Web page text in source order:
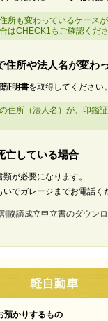
所も変わっているケースが
はCHECK1もご確認くださ
住所や法人名が変わ
証明書を取得してください。
住所（法人名）が、印鑑
亡している場合
が必要になります。
でガレージまでお電話く
協議成立申立書のダウンロ
預かりするもの